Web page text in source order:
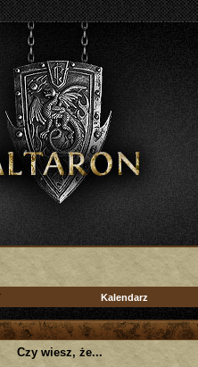
Kalendarz
Czy wiesz, że...